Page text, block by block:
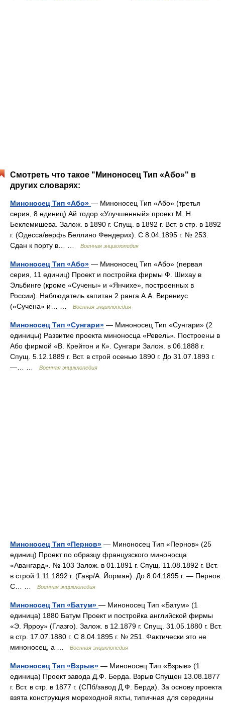
Смотреть что такое "Миноносец Тип «Або»" в
других словарях:
Миноносец Тип «Або» — Миноносец Тип «Або» (третья
серия, 8 единиц) Ай тодор «Улучшенный» проект М..Н.
Беклемишева. Залож. в 1890 г. Спущ. в 1892 г. Вст. в стр. в 1892
г. (Одесса/верфь Беллино Фендерих). С 8.04.1895 г. № 253.
Сдан к порту в… …
Военная энциклопедия
Миноносец Тип «Або» — Миноносец Тип «Або» (первая
серия, 11 единиц) Проект и постройка фирмы Ф. Шихау в
Эльбинге (кроме «Сучены» и «Янчихе», построенных в
России). Наблюдатель капитан 2 ранга А.А. Вирениус
(«Сучена» и… …
Военная энциклопедия
Миноносец Тип «Сунгари» — Миноносец Тип «Сунгари» (2
единицы) Развитие проекта миноносца «Ревель». Построены в
Або фирмой «В. Крейтон и К». Сунгари Залож. в 06.1888 г.
Спущ. 5.12.1889 г. Вст. в строй осенью 1890 г. До 31.07.1893 г.
—… …
Военная энциклопедия
Миноносец Тип «Пернов» — Миноносец Тип «Пернов» (25
единиц) Проект по образцу французского миноносца
«Авангард». № 103 Залож. в 01.1891 г. Спущ. 11.08.1892 г. Вст.
в строй 1.11.1892 г. (Гавр/А. Йорман). До 8.04.1895 г. — Пернов.
С… …
Военная энциклопедия
Миноносец Тип «Батум» — Миноносец Тип «Батум» (1
единица) 1880 Батум Проект и постройка английской фирмы
«Э. Ярроу» (Глазго). Залож. в 12.1879 г. Спущ. 31.05.1880 г. Вст.
в стр. 17.07.1880 г. С 8.04.1895 г. № 251. Фактически это не
миноносец, а …
Военная энциклопедия
Миноносец Тип «Взрыв» — Миноносец Тип «Взрыв» (1
единица) Проект завода Д.Ф. Берда. Взрыв Спущен 13.08.1877
г. Вст. в стр. в 1877 г. (СПб/завод Д.Ф. Берда). За основу проекта
взята конструкция мореходной яхты, типичная для середины